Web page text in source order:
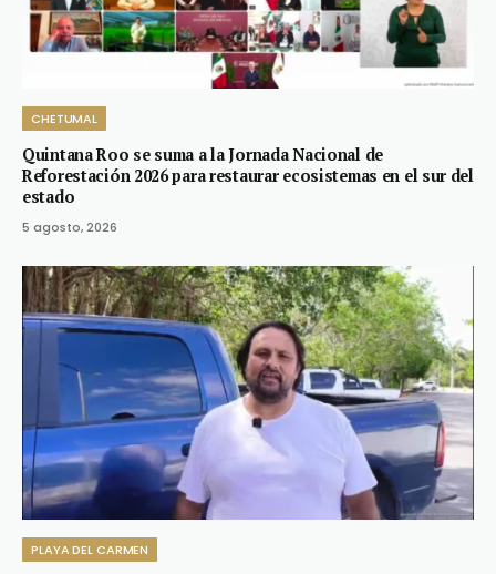
CHETUMAL
Quintana Roo se suma a la Jornada Nacional de
Reforestación 2026 para restaurar ecosistemas en el sur del
estado
5 agosto, 2026
PLAYA DEL CARMEN